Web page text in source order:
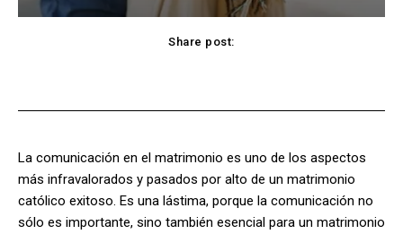
Share post:
La comunicación en el matrimonio es uno de los aspectos
más infravalorados y pasados por alto de un matrimonio
católico exitoso. Es una lástima, porque la comunicación no
sólo es importante, sino también esencial para un matrimonio